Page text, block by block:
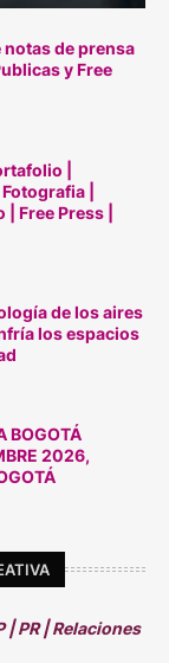
de prensa
y Free
|
|
Free Press |
de los aires
los espacios
BOGOTÁ
2026,
PR | Relaciones